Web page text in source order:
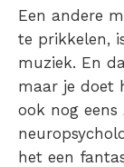
Een andere
te prikkelen,
muziek. En
maar je doet
ook nog eens
het een